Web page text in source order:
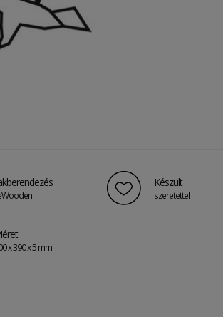
Készült
szeretettel
x 390 x 5 mm